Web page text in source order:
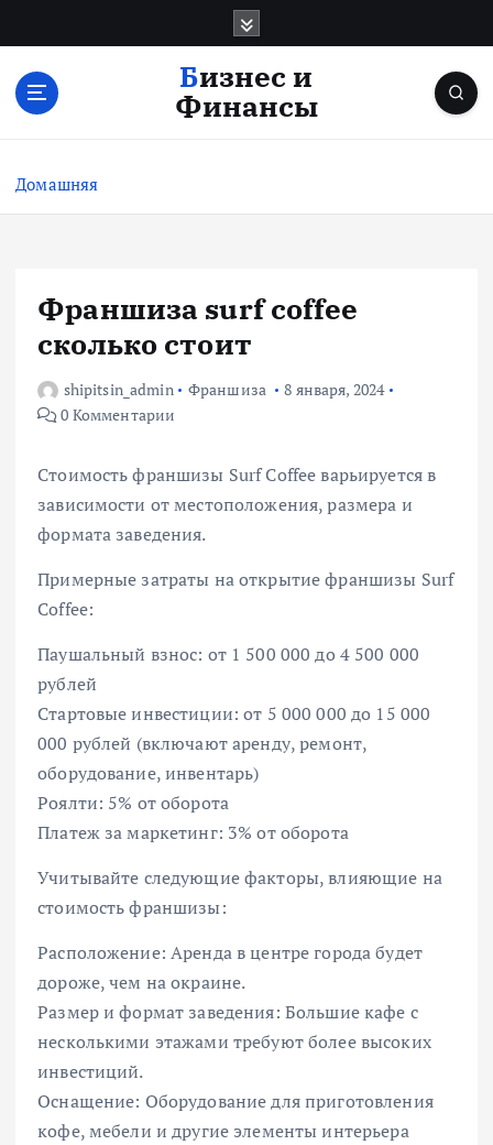
с
Бизнес и
Финансы
Домашняя
Франшиза surf coffee
сколько стоит
shipitsin_admin Франшиза
8 января, 2024
0 Комментарии
Стоимость франшизы Surf Coffee варьируется в
зависимости от местоположения, размера и
формата заведения.
Примерные затраты на открытие франшизы Surf
Coffee:
Паушальный взнос: от 1 500 000 до 4 500 000
рублей
Стартовые инвестиции: от 5 000 000 до 15 000
000 рублей (включают аренду, ремонт,
оборудование, инвентарь)
Роялти: 5% от оборота
Платеж за маркетинг: 3% от оборота
Учитывайте следующие факторы, влияющие на
стоимость франшизы:
Расположение: Аренда в центре города будет
дороже, чем на окраине.
Размер и формат заведения: Большие кафе с
несколькими этажами требуют более высоких
инвестиций.
Оснащение: Оборудование для приготовления
кофе, мебели и другие элементы интерьера